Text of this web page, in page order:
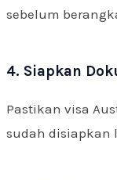
sebelum
4. Siapkan
Pastikan visa
sudah disiapkan